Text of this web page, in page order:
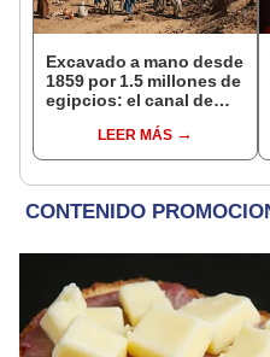
Excavado a mano desde
1859 por 1.5 millones de
egipcios: el canal de
británicos en 1875 para
saldar la deuda
LEER MÁS